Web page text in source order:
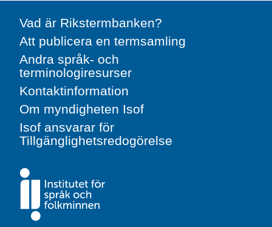
Vad är Rikstermbanken?
Att publicera en termsamling
Andra språk- och
terminologiresurser
Kontaktinformation
Om myndigheten Isof
Isof ansvarar för
Tillgänglighetsredogörelse